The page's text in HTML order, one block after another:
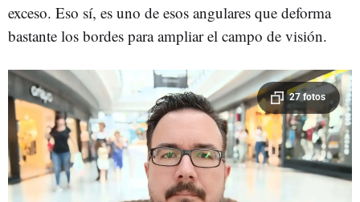
exceso. Eso sí, es uno de esos angulares que deforma
bastante los bordes para ampliar el campo de visión.
27 fotos